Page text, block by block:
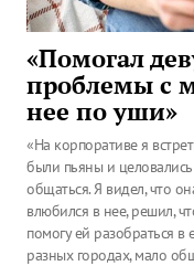
«Помогал
проблемы с
нее по уши»
«На корпоративе я
были пьяны и
общаться. Я видел, что
влюбился в нее, решил,
помогу ей разобраться
разных городах, мало